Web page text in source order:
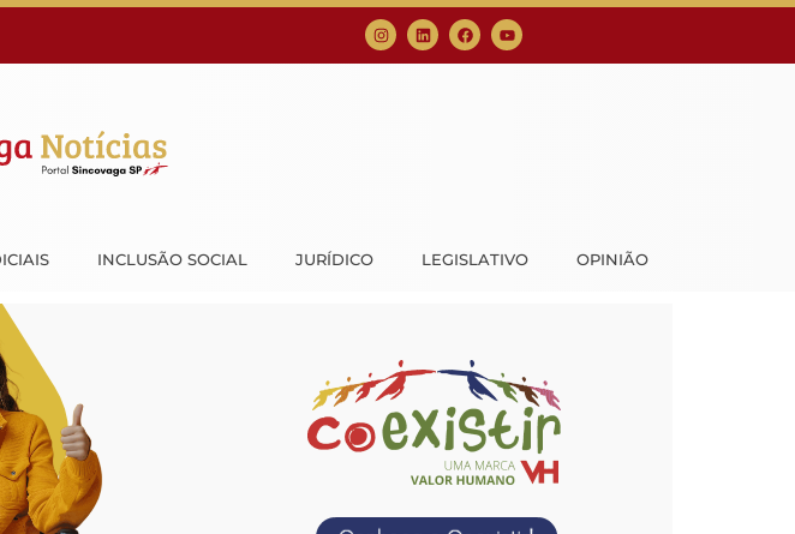
INCLUSÃO SOCIAL JURÍDICO LEGISLATIVO OPINIÃO